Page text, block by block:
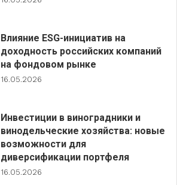
Влияние ESG-инициатив на
доходность российских компаний
на фондовом рынке
16.05.2026
Инвестиции в виноградники и
винодельческие хозяйства: новые
возможности для
диверсификации портфеля
16.05.2026